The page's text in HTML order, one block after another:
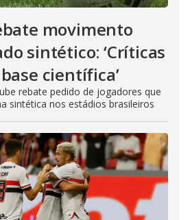
movimento
sintético: ‘Críticas
científica’
rebate pedido de jogadores que
sintética nos estádios brasileiros